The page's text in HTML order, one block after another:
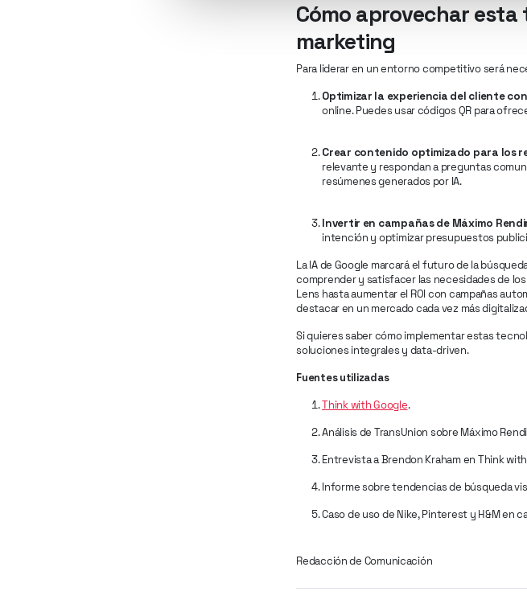
Cómo aprovechar
marketing
Para liderar en un entorno competitivo será
Optimizar la experiencia del cliente
online. Puedes usar códigos QR para
Crear contenido optimizado para los
relevante y respondan a preguntas
resúmenes generados por IA.
Invertir en campañas de Máximo
intención y optimizar presupuestos
La IA de Google marcará el futuro de la
comprender y satisfacer las necesidades de
Lens hasta aumentar el ROI con campañas
destacar en un mercado cada vez más
Si quieres saber cómo implementar estas
soluciones integrales y data-driven.
Fuentes utilizadas
Think with Google.
Análisis de TransUnion sobre Máximo
Entrevista a Brendon Kraham en Think
Informe sobre tendencias de búsqueda
Caso de uso de Nike, Pinterest y H&M en
Redacción de Comunicación